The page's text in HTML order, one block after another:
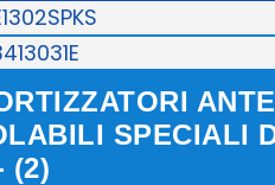
SPECIALI
(2)